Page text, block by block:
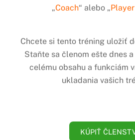
„Coach“ alebo „
Chcete si tento tréning uložiť
Staňte sa členom ešte dnes
celému obsahu a funkciám
ukladania vašich
KÚPIŤ